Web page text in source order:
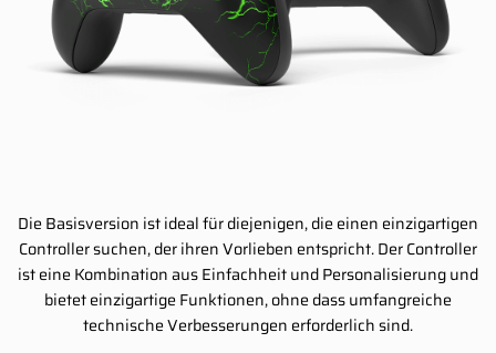
Die Basisversion ist ideal für diejenigen, die einen einzigartigen
Controller suchen, der ihren Vorlieben entspricht. Der Controller
ist eine Kombination aus Einfachheit und Personalisierung und
bietet einzigartige Funktionen, ohne dass umfangreiche
technische Verbesserungen erforderlich sind.